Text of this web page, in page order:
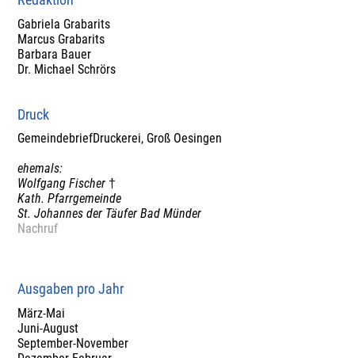
Gabriela Grabarits
Marcus Grabarits
Barbara Bauer
Dr. Michael Schrörs
Druck
GemeindebriefDruckerei, Groß Oesingen
ehemals:
Wolfgang Fischer †
Kath. Pfarrgemeinde
St. Johannes der Täufer Bad Münder
Nachruf
Ausgaben pro Jahr
März-Mai
Juni-August
September-November